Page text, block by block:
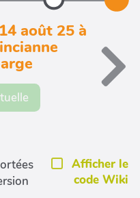
août 25 à
Afficher le
code Wiki